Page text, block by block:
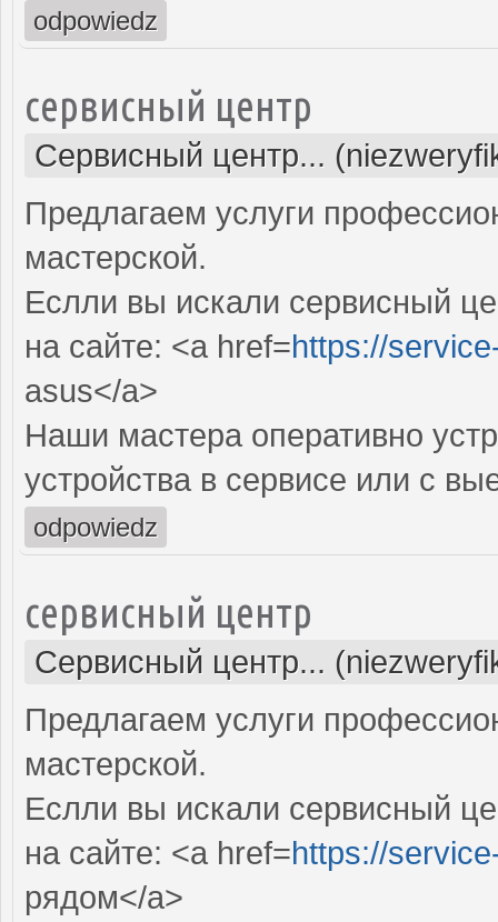
odpowiedz
сервисный центр
Сервисный центр...
Предлагаем услуги
мастерской.
Еслли вы искали сервисный
на сайте: <a href=https://
asus</a>
Наши мастера оперативно
устройства в сервисе или с
odpowiedz
сервисный центр
Сервисный центр...
Предлагаем услуги
мастерской.
Еслли вы искали сервисный
на сайте: <a href=https://
рядом</a>